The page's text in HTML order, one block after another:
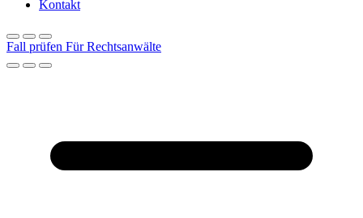
Kontakt
Fall prüfen Für Rechtsanwälte